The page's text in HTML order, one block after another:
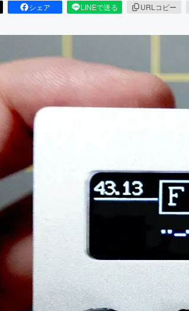
シェア LINEで送る URLコピー